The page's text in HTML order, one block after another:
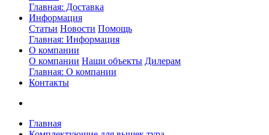
Главная: Доставка
Информация
Статьи Новости Помощь
Главная: Информация
О компании
О компании Наши объекты Дилерам
Главная: О компании
Контакты
Главная